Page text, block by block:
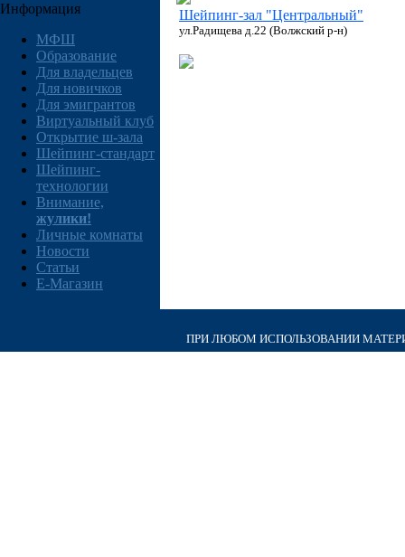
Информация
МФШ
Образование
Для владельцев
Для новичков
Для эмигрантов
Виртуальный клуб
Открытие ш-зала
Шейпинг-стандарт
Шейпинг-
технологии
Внимание,
жулики!
Личные комнаты
Новости
Статьи
E-Магазин
Шейпинг-зал "Центральный"
ул.Радищева д.22 (Волжский р-н)
ПРИ ЛЮБОМ ИСПОЛЬЗОВАНИИ